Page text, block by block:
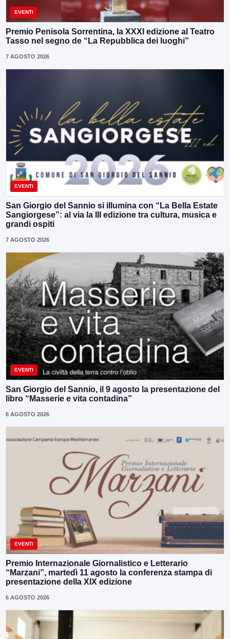
EVENTI
Premio Penisola Sorrentina, la XXXI edizione al Teatro
Tasso nel segno de “La Repubblica dei luoghi”
7 AGOSTO 2026
EVENTI
San Giorgio del Sannio si illumina con “La Bella Estate
Sangiorgese”: al via la III edizione tra cultura, musica e
grandi ospiti
7 AGOSTO 2026
EVENTI
San Giorgio del Sannio, il 9 agosto la presentazione del
libro “Masserie e vita contadina”
6 AGOSTO 2026
EVENTI
Premio Internazionale Giornalistico e Letterario
“Marzani”, martedì 11 agosto la conferenza stampa di
presentazione della XIX edizione
6 AGOSTO 2026